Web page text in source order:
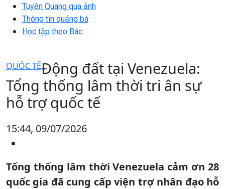
Tuyên Quang qua ảnh
Thông tin quảng bá
Học tập theo Bác
QUỐC TẾĐộng đất tại Venezuela:
Tổng thống lâm thời tri ân sự
hỗ trợ quốc tế
15:44, 09/07/2026
Tổng thống lâm thời Venezuela cảm ơn 28
quốc gia đã cung cấp viện trợ nhân đạo hỗ